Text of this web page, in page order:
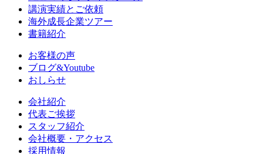
講演実績とご依頼
海外成長企業ツアー
書籍紹介
お客様の声
ブログ&Youtube
おしらせ
会社紹介
代表ご挨拶
スタッフ紹介
会社概要・アクセス
採用情報